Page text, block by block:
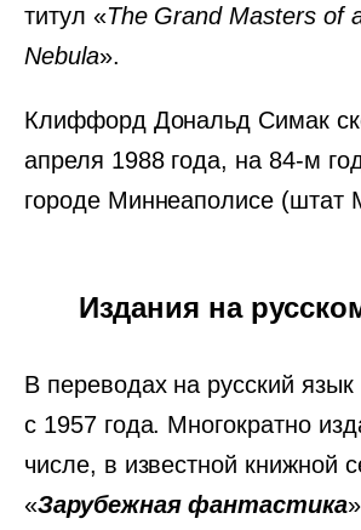
титул «The Grand Masters of
Nebula».
Клиффорд Дональд Симак
апреля 1988 года, на 84-м
городе Миннеаполисе (штат
Издания на
В переводах на русский язык
с 1957 года. Многократно
числе, в известной книжной
«Зарубежная фантастика